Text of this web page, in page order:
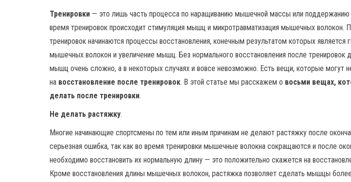
Тренировки — это лишь часть процесса по наращиванию мышечной массы или
время тренировок происходит стимуляция мышц и микротравматизация мышечных волокон.
тренировок начинаются процессы восстановления, конечным результатом которых является
мышечных волокон и увеличение мышц. Без нормального восстановления после тренировок
мышц очень сложно, а в некоторых случаях и вовсе невозможно. Есть вещи, которые могут
на восстановление после тренировок. В этой статье мы расскажем о восьми вещах,
делать после тренировки.
Не делать растяжку.
Многие начинающие спортсмены по тем или иным причинам не делают растяжку после
серьезная ошибка, так как во время тренировки мышечные волокна сокращаются и после
необходимо восстановить их нормальную длину — это положительно скажется на
Кроме восстановления длины мышечных волокон, растяжка позволяет сделать мышцы